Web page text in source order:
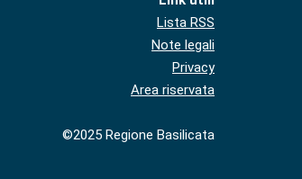
Lista RSS
Note legali
Privacy
Area riservata
©2025 Regione Basilicata